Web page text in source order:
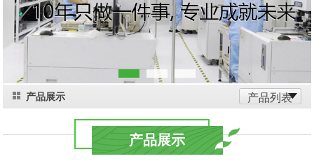
产品展示 产品列表
产品展示